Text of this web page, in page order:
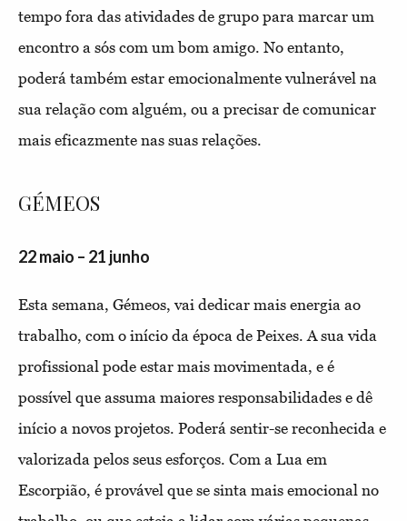
tempo fora das atividades de grupo para marcar um
encontro a sós com um bom amigo. No entanto,
poderá também estar emocionalmente vulnerável na
sua relação com alguém, ou a precisar de comunicar
mais eficazmente nas suas relações.
GÉMEOS
22 maio – 21 junho
Esta semana, Gémeos, vai dedicar mais energia ao
trabalho, com o início da época de Peixes. A sua vida
profissional pode estar mais movimentada, e é
possível que assuma maiores responsabilidades e dê
início a novos projetos. Poderá sentir-se reconhecida e
valorizada pelos seus esforços. Com a Lua em
Escorpião, é provável que se sinta mais emocional no